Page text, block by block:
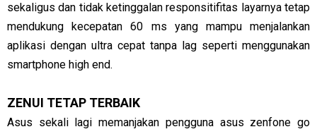
sekaligus dan tidak ketinggalan responsitifitas layarnya tetap
mendukung kecepatan 60 ms yang mampu menjalankan
aplikasi dengan ultra cepat tanpa lag seperti menggunakan
smartphone high end.
ZENUI TETAP TERBAIK
Asus sekali lagi memanjakan pengguna asus zenfone go